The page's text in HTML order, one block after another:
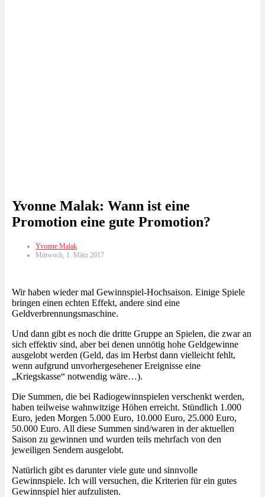
Yvonne Malak: Wann ist eine
Promotion eine gute Promotion?
Yvonne Malak
Mittwoch, 1. März 2017
Wir haben wieder mal Gewinnspiel-Hochsaison. Einige Spiele
bringen einen echten Effekt, andere sind eine
Geldverbrennungsmaschine.
Und dann gibt es noch die dritte Gruppe an Spielen, die zwar an
sich effektiv sind, aber bei denen unnötig hohe Geldgewinne
ausgelobt werden (Geld, das im Herbst dann vielleicht fehlt,
wenn aufgrund unvorhergesehener Ereignisse eine
„Kriegskasse“ notwendig wäre…).
Die Summen, die bei Radiogewinnspielen verschenkt werden,
haben teilweise wahnwitzige Höhen erreicht. Stündlich 1.000
Euro, jeden Morgen 5.000 Euro, 10.000 Euro, 25.000 Euro,
50.000 Euro. All diese Summen sind/waren in der aktuellen
Saison zu gewinnen und wurden teils mehrfach von den
jeweiligen Sendern ausgelobt.
Natürlich gibt es darunter viele gute und sinnvolle
Gewinnspiele. Ich will versuchen, die Kriterien für ein gutes
Gewinnspiel hier aufzulisten.